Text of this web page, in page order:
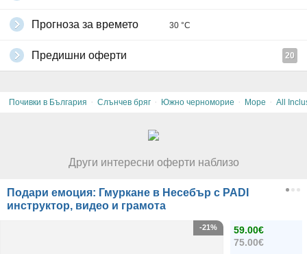
Прогноза за времето 30 °C
Предишни оферти 20
Почивки в България · Слънчев бряг · Южно черноморие · Море · All
Други интересни оферти наблизо
Подари емоция: Гмуркане в Несебър с PADI
инструктор, видео и грамота
59.00€
75.00€
-21%